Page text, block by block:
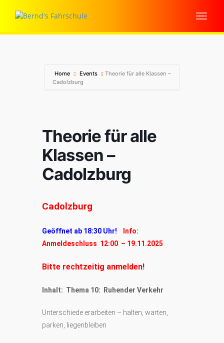
Home Events
Theorie für alle Klassen –
Cadolzburg
Theorie für alle
Klassen –
Cadolzburg
Cadolzburg
Geöffnet ab 18:30 Uhr!
Info:
Anmeldeschluss 12:00 – 19.11.2025
Bitte rechtzeitig anmelden!
Inhalt: Thema 10: Ruhender Verkehr
Unterschiede erarbeiten – halten, warten,
parken, liegenbleiben